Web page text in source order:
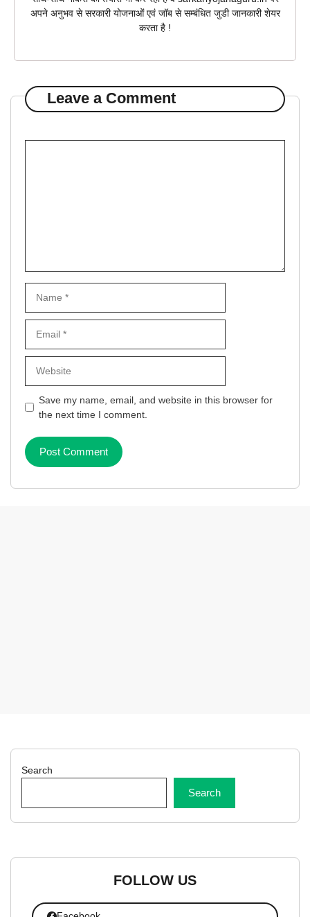
अपने अनुभव से सरकारी योजनाओं एवं जॉब से सम्बंधित जुडी जानकारी शेयर
करता है !
Leave a Comment
Save my name, email, and website in this browser for
the next time I comment.
Search
Search
FOLLOW US